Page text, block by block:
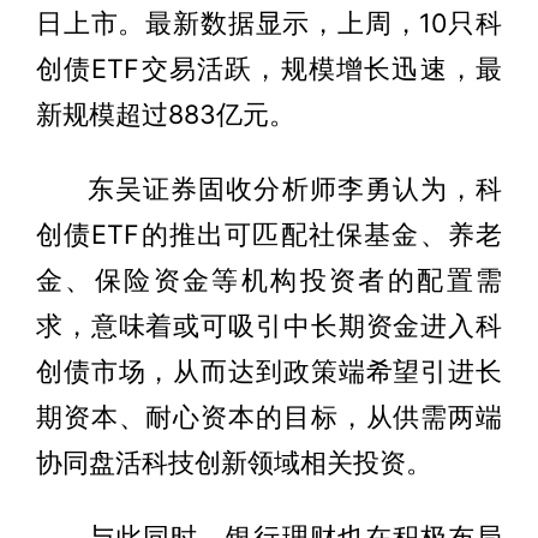
日上市。最新数据显示，上周，10只科
创债ETF交易活跃，规模增长迅速，最
新规模超过883亿元。
东吴证券固收分析师李勇认为，科
创债ETF的推出可匹配社保基金、养老
金、保险资金等机构投资者的配置需
求，意味着或可吸引中长期资金进入科
创债市场，从而达到政策端希望引进长
期资本、耐心资本的目标，从供需两端
协同盘活科技创新领域相关投资。